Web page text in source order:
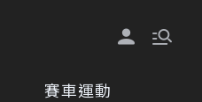
賽車運動